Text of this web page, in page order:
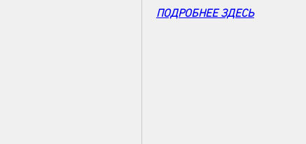
ПОДРОБНЕЕ ЗДЕСЬ